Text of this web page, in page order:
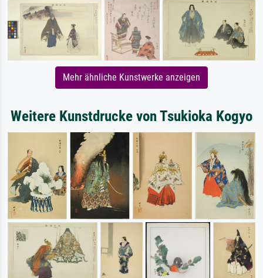
Mehr ähnliche Kunstwerke anzeigen
Weitere Kunstdrucke von Tsukioka Kogyo